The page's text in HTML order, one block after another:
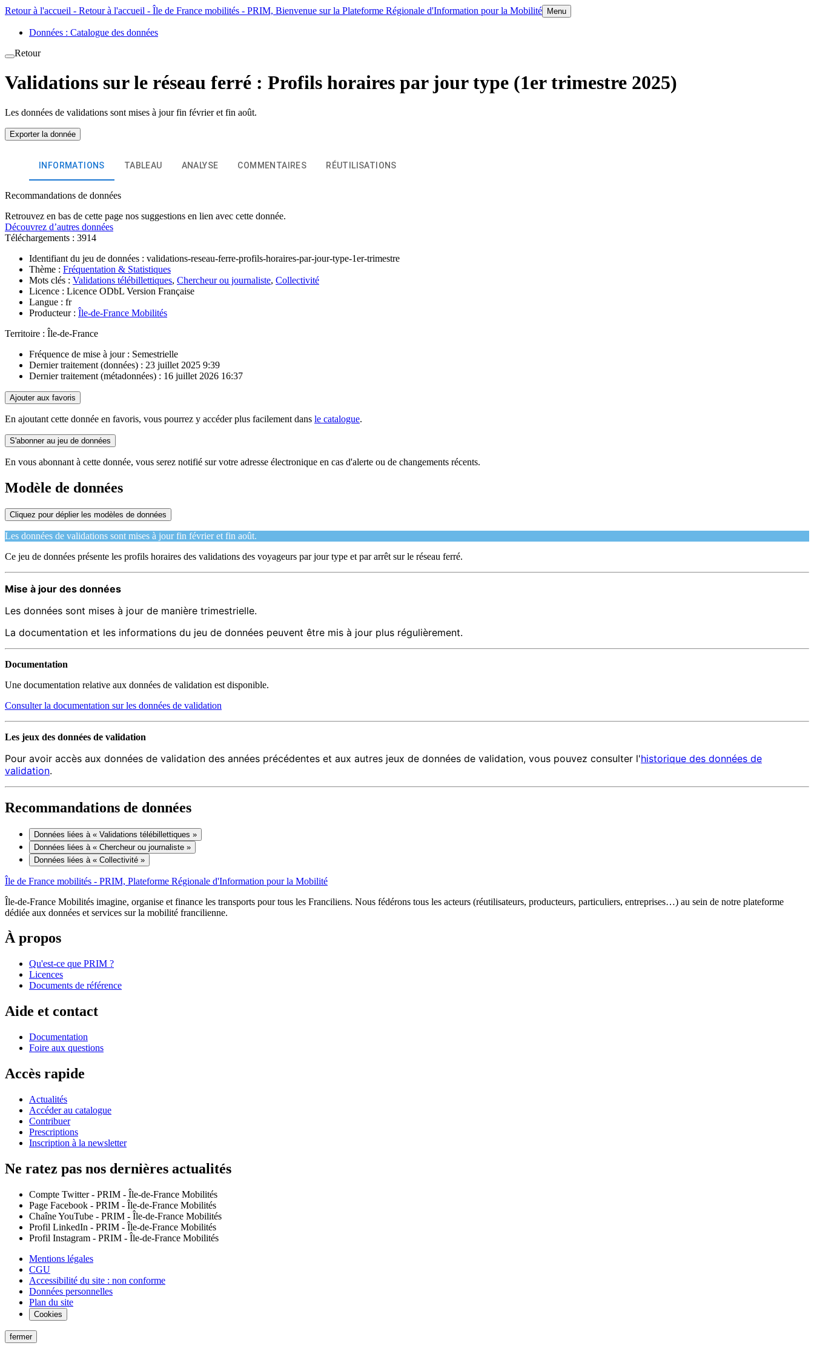
Retour à l'accueil - Retour à l'accueil - Île de France mobilités - PRIM, Bienvenue sur la Plateforme Régionale d'Information pour la Mobilité Menu
Données : Catalogue des données
Retour
Validations sur le réseau ferré : Profils horaires par jour type (1er trimestre 2025)
Les données de validations sont mises à jour fin février et fin août.
Exporter la donnée
INFORMATIONS TABLEAU ANALYSE COMMENTAIRES RÉUTILISATIONS
Recommandations de données
Retrouvez en bas de cette page nos suggestions en lien avec cette donnée.
Découvrez d’autres données
Téléchargements : 3914
Identifiant du jeu de données : validations-reseau-ferre-profils-horaires-par-jour-type-1er-trimestre
Thème : Fréquentation & Statistiques
Mots clés : Validations télébillettiques, Chercheur ou journaliste, Collectivité
Licence : Licence ODbL Version Française
Langue : fr
Producteur : Île-de-France Mobilités
Territoire : Île-de-France
Fréquence de mise à jour : Semestrielle
Dernier traitement (données) : 23 juillet 2025 9:39
Dernier traitement (métadonnées) : 16 juillet 2026 16:37
Ajouter aux favoris
En ajoutant cette donnée en favoris, vous pourrez y accéder plus facilement dans le catalogue.
S'abonner au jeu de données
En vous abonnant à cette donnée, vous serez notifié sur votre adresse électronique en cas d'alerte ou de changements récents.
Modèle de données
Cliquez pour déplier les modèles de données
Les données de validations sont mises à jour fin février et fin août.
Ce jeu de données présente les profils horaires des validations des voyageurs par jour type et par arrêt sur le réseau ferré.
Mise à jour des données
Les données sont mises à jour de manière trimestrielle.
La documentation et les informations du jeu de données peuvent être mis à jour plus régulièrement.
Documentation
Une documentation relative aux données de validation est disponible.
Consulter la documentation sur les données de validation
Les jeux des données de validation
Pour avoir accès aux données de validation des années précédentes et aux autres jeux de données de validation, vous pouvez consulter l'historique des données de
validation.
Recommandations de données
Données liées à « Validations télébillettiques »
Données liées à « Chercheur ou journaliste »
Données liées à « Collectivité »
Île de France mobilités - PRIM, Plateforme Régionale d'Information pour la Mobilité
Île-de-France Mobilités imagine, organise et finance les transports pour tous les Franciliens. Nous fédérons tous les acteurs (réutilisateurs, producteurs, particuliers, entreprises…) au sein de notre plateforme
dédiée aux données et services sur la mobilité francilienne.
À propos
Qu'est-ce que PRIM ?
Licences
Documents de référence
Aide et contact
Documentation
Foire aux questions
Accès rapide
Actualités
Accéder au catalogue
Contribuer
Prescriptions
Inscription à la newsletter
Ne ratez pas nos dernières actualités
Compte Twitter - PRIM - Île-de-France Mobilités
Page Facebook - PRIM - Île-de-France Mobilités
Chaîne YouTube - PRIM - Île-de-France Mobilités
Profil LinkedIn - PRIM - Île-de-France Mobilités
Profil Instagram - PRIM - Île-de-France Mobilités
Mentions légales
CGU
Accessibilité du site : non conforme
Données personnelles
Plan du site
Cookies
fermer